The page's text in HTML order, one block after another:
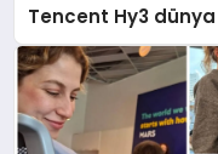
Tencent Hy3